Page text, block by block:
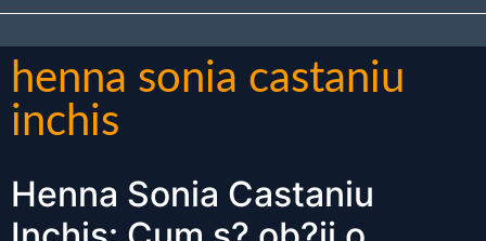
henna sonia castaniu
inchis
Henna Sonia Castaniu